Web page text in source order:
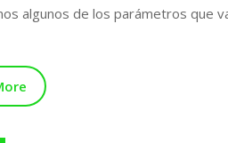
algunos de los parámetros que